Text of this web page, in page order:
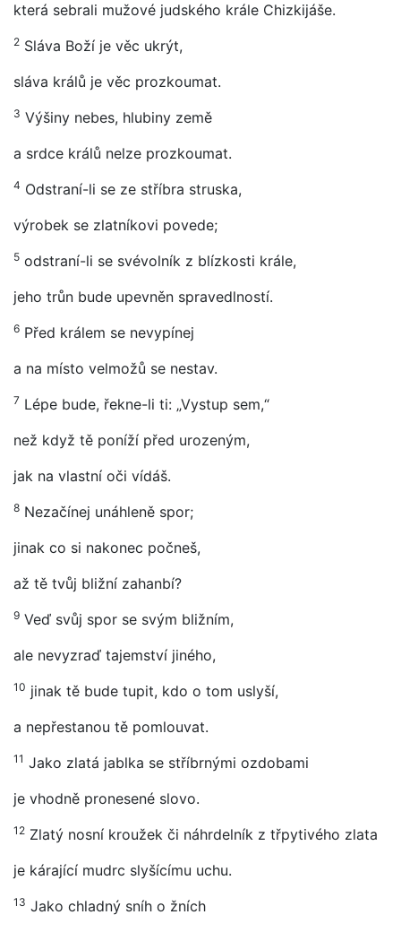
která sebrali mužové judského krále Chizkijáše.
2 Sláva Boží je věc ukrýt,
sláva králů je věc prozkoumat.
3 Výšiny nebes, hlubiny země
a srdce králů nelze prozkoumat.
4 Odstraní-li se ze stříbra struska,
výrobek se zlatníkovi povede;
5 odstraní-li se svévolník z blízkosti krále,
jeho trůn bude upevněn spravedlností.
6 Před králem se nevypínej
a na místo velmožů se nestav.
7 Lépe bude, řekne-li ti: „Vystup sem,“
než když tě poníží před urozeným,
jak na vlastní oči vídáš.
8 Nezačínej unáhleně spor;
jinak co si nakonec počneš,
až tě tvůj bližní zahanbí?
9 Veď svůj spor se svým bližním,
ale nevyzraď tajemství jiného,
10 jinak tě bude tupit, kdo o tom uslyší,
a nepřestanou tě pomlouvat.
11 Jako zlatá jablka se stříbrnými ozdobami
je vhodně pronesené slovo.
12 Zlatý nosní kroužek či náhrdelník z třpytivého zlata
je kárající mudrc slyšícímu uchu.
13 Jako chladný sníh o žních